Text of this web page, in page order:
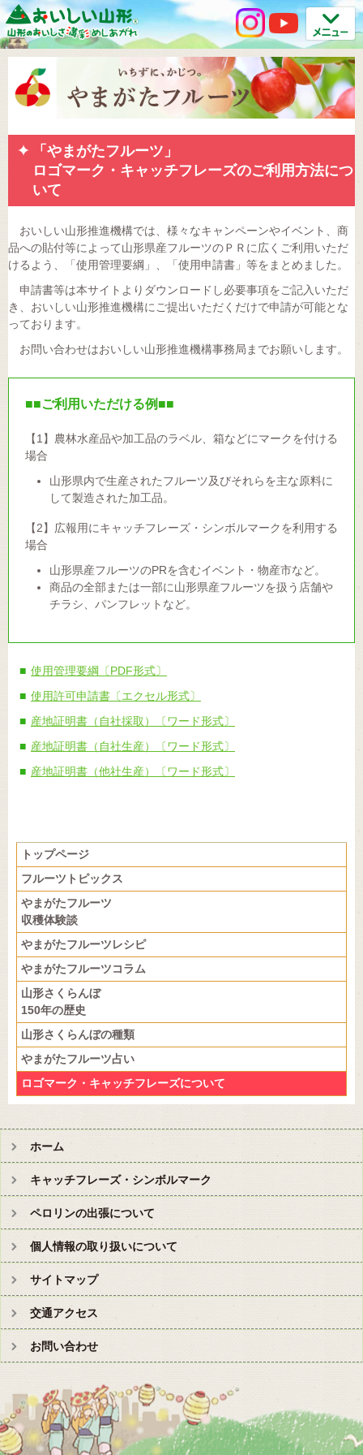
「やまがたフルーツ」
ロゴマーク・キャッチフレーズのご利用方法につ
いて
おいしい山形推進機構では、様々なキャンペーンやイベント、商
品への貼付等によって山形県産フルーツのＰＲに広くご利用いただ
けるよう、「使用管理要綱」、「使用申請書」等をまとめました。
申請書等は本サイトよりダウンロードし必要事項をご記入いただ
き、おいしい山形推進機構にご提出いただくだけで申請が可能とな
っております。
お問い合わせはおいしい山形推進機構事務局までお願いします。
■■ご利用いただける例■■
【1】農林水産品や加工品のラベル、箱などにマークを付ける
場合
山形県内で生産されたフルーツ及びそれらを主な原料に
して製造された加工品。
【2】広報用にキャッチフレーズ・シンボルマークを利用する
場合
山形県産フルーツのPRを含むイベント・物産市など。
商品の全部または一部に山形県産フルーツを扱う店舗や
チラシ、パンフレットなど。
使用管理要綱〔PDF形式〕
使用許可申請書〔エクセル形式〕
産地証明書（自社採取）〔ワード形式〕
産地証明書（自社生産）〔ワード形式〕
産地証明書（他社生産）〔ワード形式〕
トップページ
フルーツトピックス
やまがたフルーツ
収穫体験談
やまがたフルーツレシピ
やまがたフルーツコラム
山形さくらんぼ
150年の歴史
山形さくらんぼの種類
やまがたフルーツ占い
ロゴマーク・キャッチフレーズについて
ホーム
キャッチフレーズ・シンボルマーク
ペロリンの出張について
個人情報の取り扱いについて
サイトマップ
交通アクセス
お問い合わせ